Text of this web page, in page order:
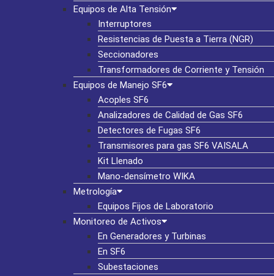
Equipos de Alta Tensión
Interruptores
Resistencias de Puesta a Tierra (NGR)
Seccionadores
Transformadores de Corriente y Tensión
Equipos de Manejo SF6
Acoples SF6
Analizadores de Calidad de Gas SF6
Detectores de Fugas SF6
Transmisores para gas SF6 VAISALA
Kit Llenado
Mano-densímetro WIKA
Metrología
Equipos Fijos de Laboratorio
Monitoreo de Activos
En Generadores y Turbinas
En SF6
Subestaciones